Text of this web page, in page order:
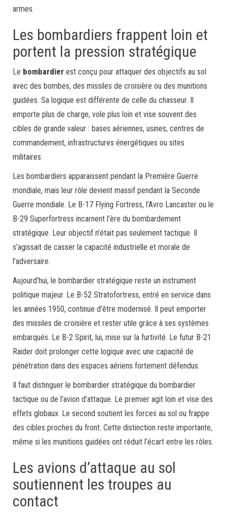
armes.
Les bombardiers frappent loin et
portent la pression stratégique
Le bombardier est conçu pour attaquer des objectifs au sol
avec des bombes, des missiles de croisière ou des munitions
guidées. Sa logique est différente de celle du chasseur. Il
emporte plus de charge, vole plus loin et vise souvent des
cibles de grande valeur : bases aériennes, usines, centres de
commandement, infrastructures énergétiques ou sites
militaires.
Les bombardiers apparaissent pendant la Première Guerre
mondiale, mais leur rôle devient massif pendant la Seconde
Guerre mondiale. Le B-17 Flying Fortress, l’Avro Lancaster ou le
B-29 Superfortress incarnent l’ère du bombardement
stratégique. Leur objectif n’était pas seulement tactique. Il
s’agissait de casser la capacité industrielle et morale de
l’adversaire.
Aujourd’hui, le bombardier stratégique reste un instrument
politique majeur. Le B-52 Stratofortress, entré en service dans
les années 1950, continue d’être modernisé. Il peut emporter
des missiles de croisière et rester utile grâce à ses systèmes
embarqués. Le B-2 Spirit, lui, mise sur la furtivité. Le futur B-21
Raider doit prolonger cette logique avec une capacité de
pénétration dans des espaces aériens fortement défendus.
Il faut distinguer le bombardier stratégique du bombardier
tactique ou de l’avion d’attaque. Le premier agit loin et vise des
effets globaux. Le second soutient les forces au sol ou frappe
des cibles proches du front. Cette distinction reste importante,
même si les munitions guidées ont réduit l’écart entre les rôles.
Les avions d’attaque au sol
soutiennent les troupes au
contact